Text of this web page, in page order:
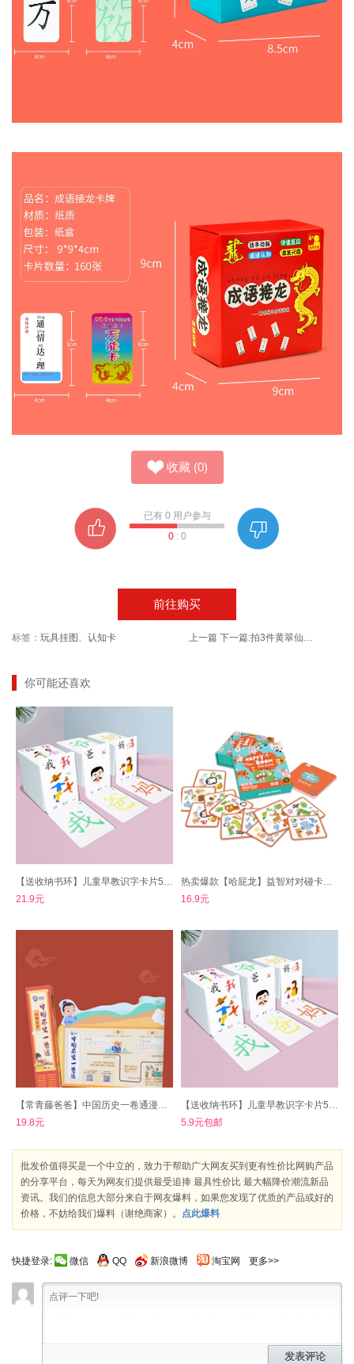
收藏(0)
已有 0 用户参与
0: 0
前往购买
标签： 玩具挂图 、 认知卡 上一篇 下一篇: 拍3件黄翠仙小绿豆100g袋装
你可能还喜欢
【送收纳书环】儿童早教识字卡片50张
21.9元
热卖爆款【哈屁龙】益智对对碰卡片桌游
16.9元
【常青藤爸爸】中国历史一卷通漫画导图
19.8元
【送收纳书环】儿童早教识字卡片50张
5.9元包邮
批发价值得买是一个中立的，致力于帮助广大网友买到更有性价比网购产品
的分享平台，每天为网友们提供最受追捧 最具性价比 最大幅降价潮流新品
资讯。我们的信息大部分来自于网友爆料，如果您发现了优质的产品或好的
价格，不妨给我们爆料（谢绝商家）。 点此爆料
快捷登录: 微信 QQ 新浪微博 淘宝网 更多>>
发表评论